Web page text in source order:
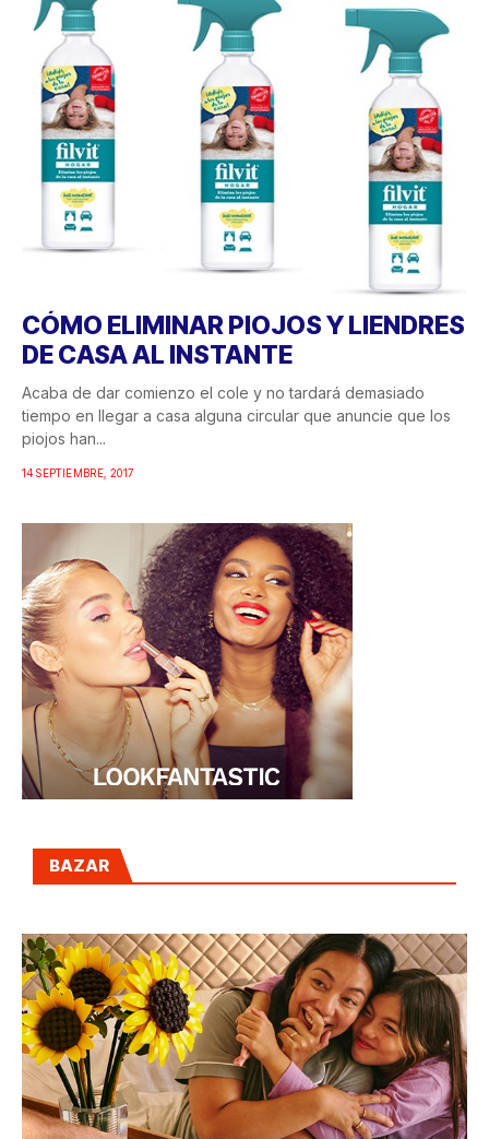
CÓMO ELIMINAR PIOJOS Y LIENDRES
DE CASA AL INSTANTE
Acaba de dar comienzo el cole y no tardará demasiado
tiempo en llegar a casa alguna circular que anuncie que los
piojos han...
14 SEPTIEMBRE, 2017
BAZAR